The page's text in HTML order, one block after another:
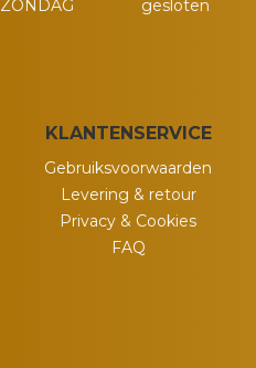
ZONDAG
gesloten
KLANTENSERVICE
Gebruiksvoorwaarden
Levering & retour
Privacy & Cookies
FAQ